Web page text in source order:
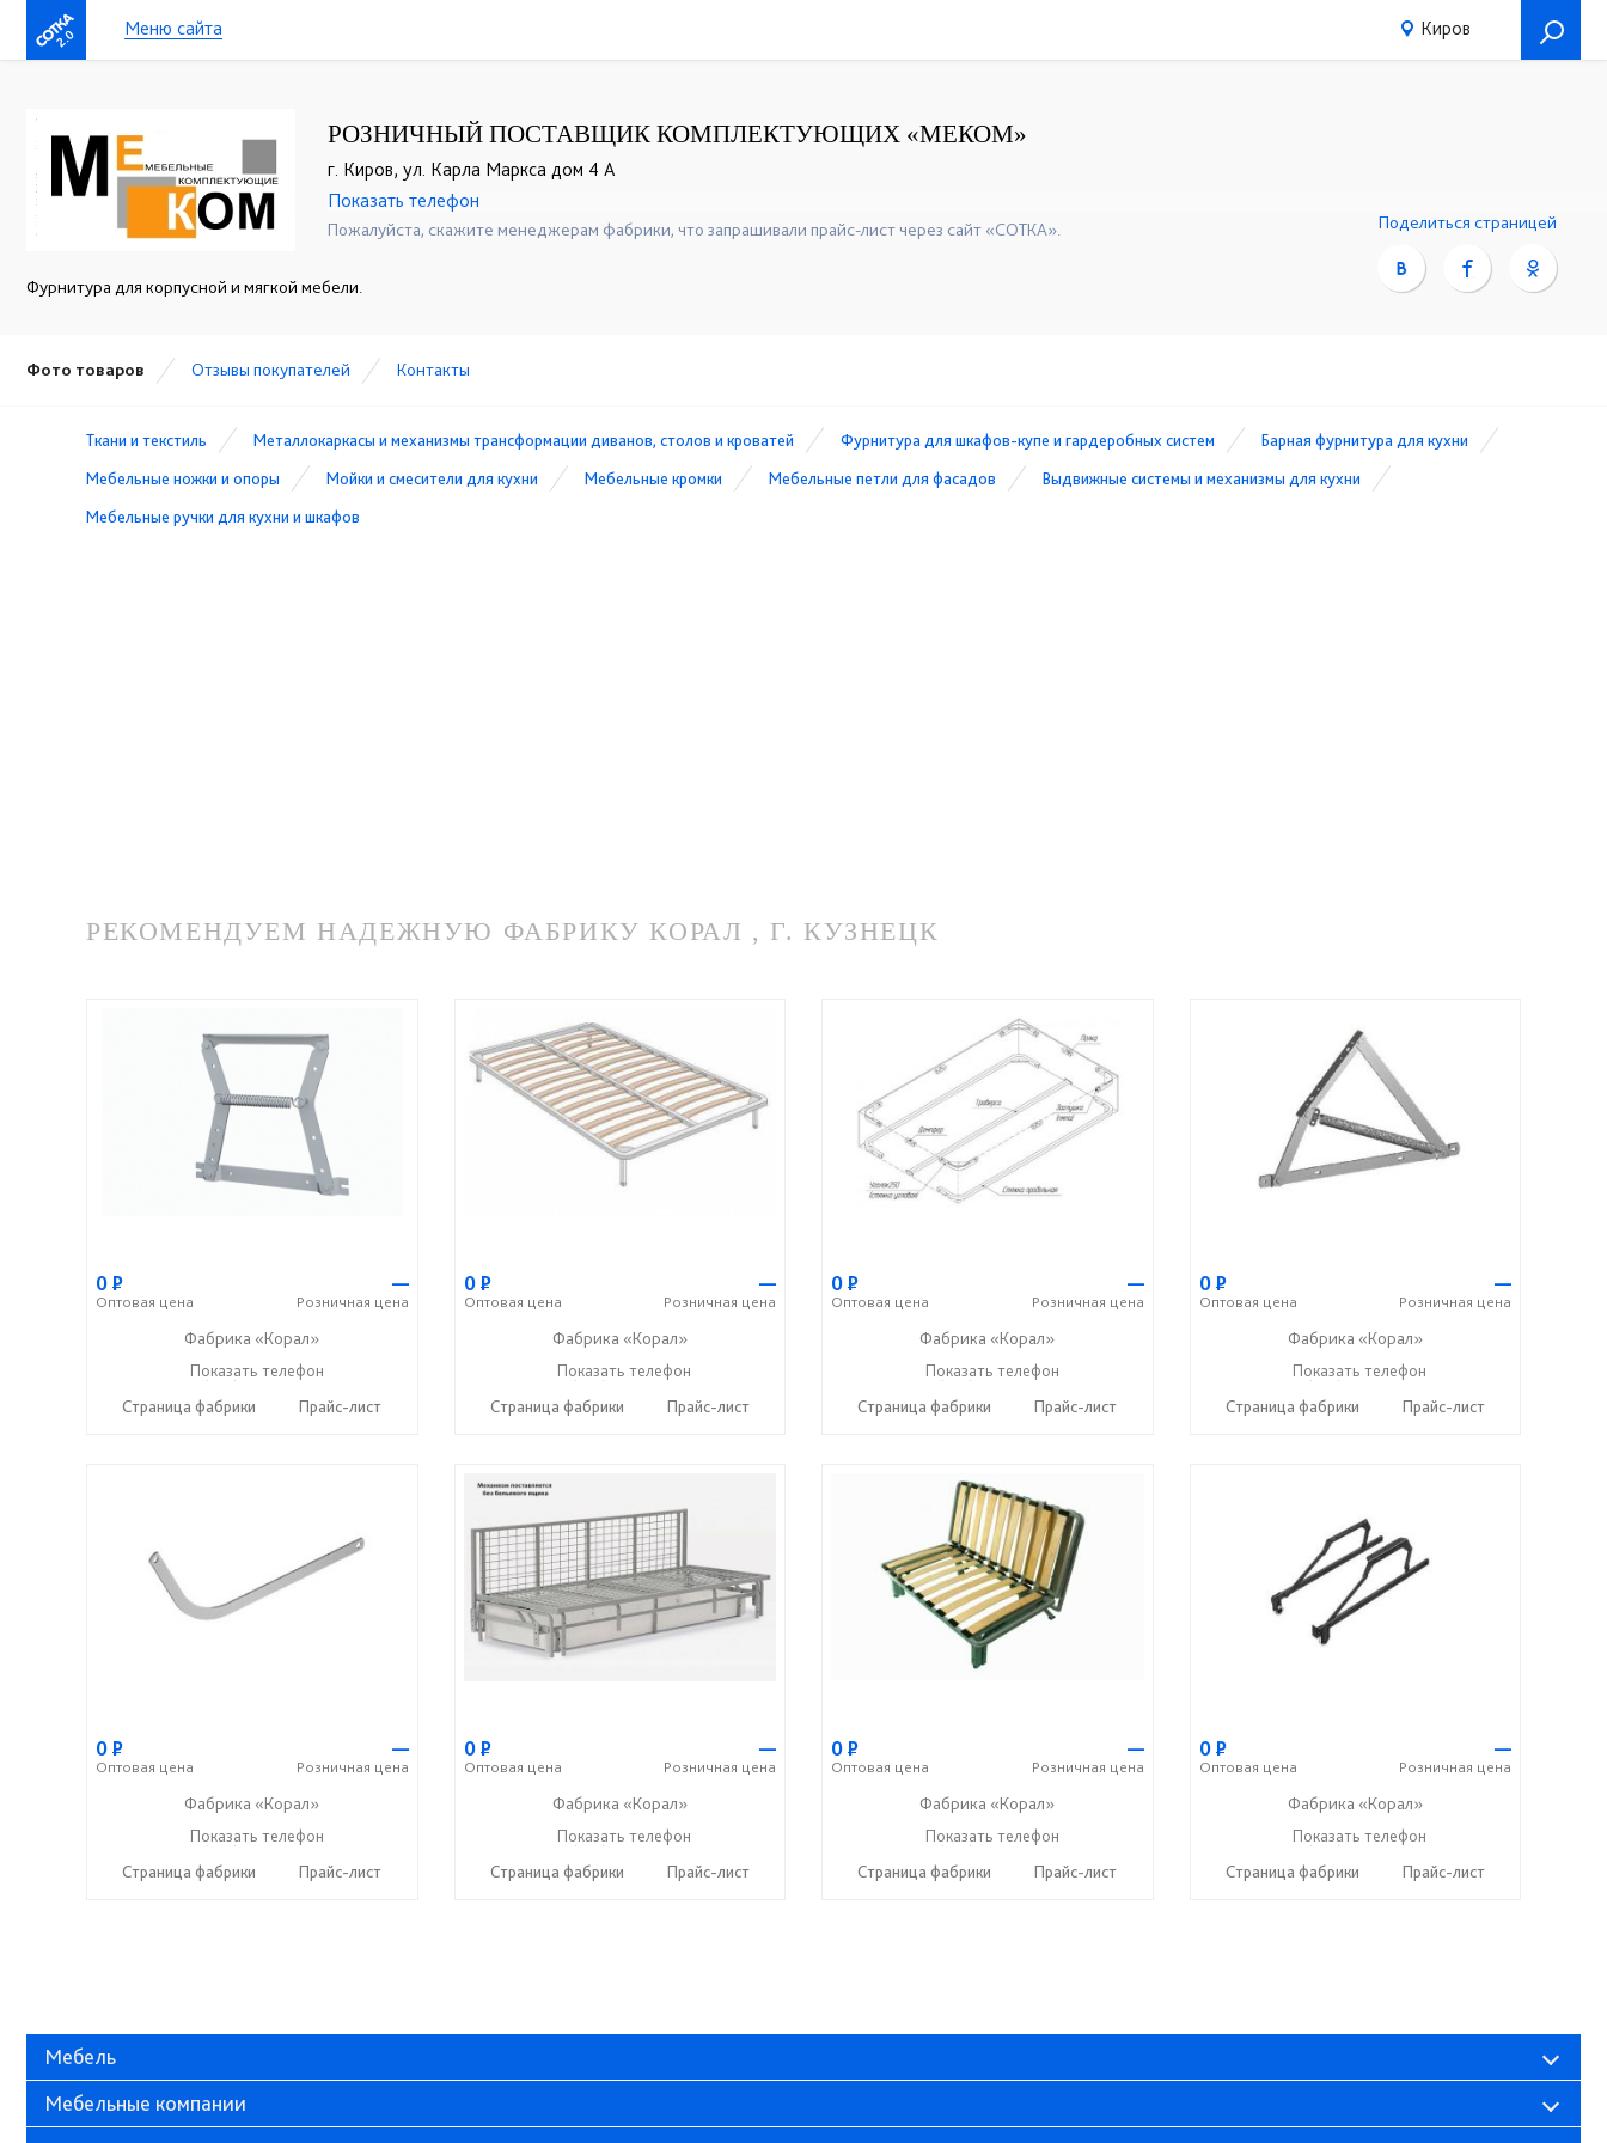
2.0 Меню сайта Киров
РОЗНИЧНЫЙ ПОСТАВЩИК КОМПЛЕКТУЮЩИХ «МЕКОМ»
г. Киров, ул. Карла Маркса дом 4 А
☎+7(8332)54-31-77
Показать телефон
Пожалуйста, скажите менеджерам фабрики, что запрашивали прайс-лист через сайт «СОТКА».
Фурнитура для корпусной и мягкой мебели.
Поделиться страницей
Фото товаров Отзывы покупателей Контакты
Ткани и текстиль Металлокаркасы и механизмы трансформации диванов, столов и кроватей Фурнитура для шкафов-купе и гардеробных систем
Барная фурнитура для кухни
Мебельные ножки и опоры
Мойки и смесители для кухни Мебельные кромки Мебельные петли для фасадов
Выдвижные системы и механизмы для кухни
Мебельные ручки для кухни и шкафов
РЕКОМЕНДУЕМ НАДЕЖНУЮ ФАБРИКУ КОРАЛ , Г. КУЗНЕЦК
0Р
Оптовая цена
—
Розничная цена
Фабрика «Корал»
+7 (937) 664-88-00
Показать телефон
Страница фабрики
Прайс-лист
0Р
Оптовая цена
—
Розничная цена
Фабрика «Корал»
+7 (937) 664-88-00
Показать телефон
Страница фабрики
Прайс-лист
0Р
Оптовая цена
—
Розничная цена
Фабрика «Корал»
+7 (937) 664-88-00
Показать телефон
Страница фабрики
Прайс-лист
0Р
Оптовая цена
—
Розничная цена
Фабрика «Корал»
+7 (937) 664-88-00
Показать телефон
Страница фабрики
Прайс-лист
0Р
Оптовая цена
—
Розничная цена
Фабрика «Корал»
+7 (937) 664-88-00
Показать телефон
Страница фабрики
Прайс-лист
0Р
Оптовая цена
—
Розничная цена
Фабрика «Корал»
+7 (937) 664-88-00
Показать телефон
Страница фабрики
Прайс-лист
0Р
Оптовая цена
—
Розничная цена
Фабрика «Корал»
+7 (937) 664-88-00
Показать телефон
Страница фабрики
Прайс-лист
0Р
Оптовая цена
—
Розничная цена
Фабрика «Корал»
+7 (937) 664-88-00
Показать телефон
Страница фабрики
Прайс-лист
Мебель
Мебельные компании